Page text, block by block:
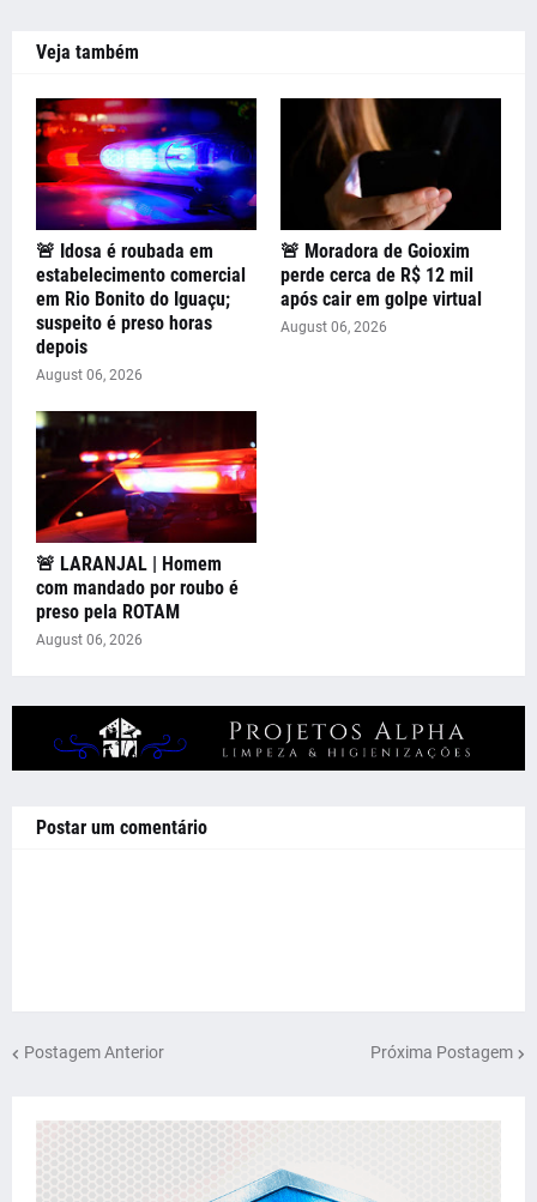
Veja também
🚨 Idosa é roubada em
estabelecimento comercial
em Rio Bonito do Iguaçu;
suspeito é preso horas
depois
August 06, 2026
🚨 Moradora de Goioxim
perde cerca de R$ 12 mil
após cair em golpe virtual
August 06, 2026
🚨 LARANJAL | Homem
com mandado por roubo é
preso pela ROTAM
August 06, 2026
Postar um comentário
Postagem Anterior Próxima Postagem